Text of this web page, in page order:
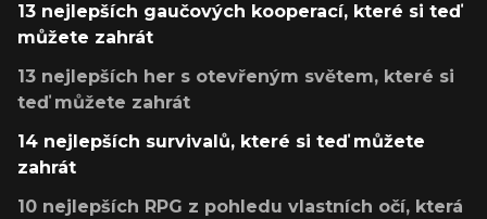
13 nejlepších gaučových kooperací, které si teď
můžete zahrát
13 nejlepších her s otevřeným světem, které si
teď můžete zahrát
14 nejlepších survivalů, které si teď můžete
zahrát
10 nejlepších RPG z pohledu vlastních očí, která